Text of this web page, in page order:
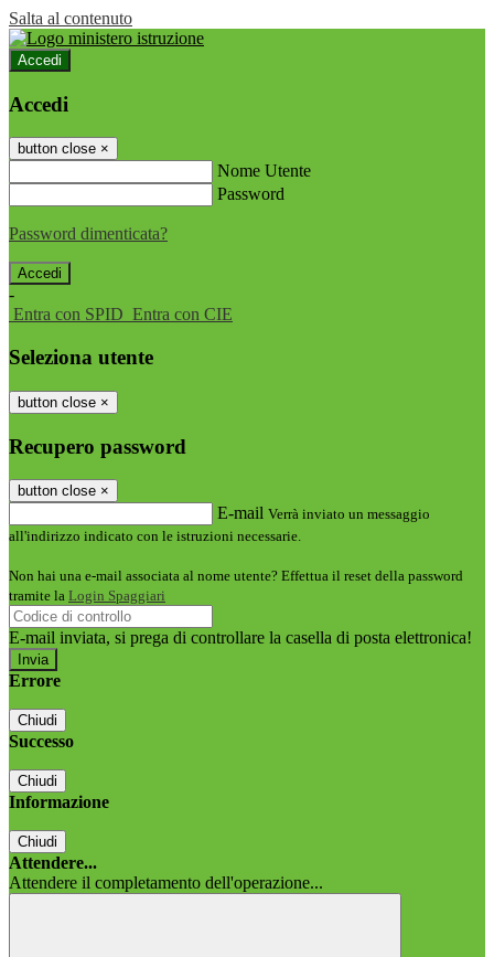
Salta al contenuto
Accedi
Accedi
button close ×
Nome Utente
Password
Password dimenticata?
-
Entra con SPID Entra con CIE
Seleziona utente
button close ×
Recupero password
button close ×
E-mail Verrà inviato un messaggio
all'indirizzo indicato con le istruzioni necessarie.
Non hai una e-mail associata al nome utente? Effettua il reset della password
tramite la Login Spaggiari
E-mail inviata, si prega di controllare la casella di posta elettronica!
Errore
Chiudi
Successo
Chiudi
Informazione
Chiudi
Attendere...
Attendere il completamento dell'operazione...